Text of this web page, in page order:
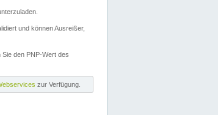
und können Ausreißer,
Sie den PNP-Wert des
zur Verfügung.